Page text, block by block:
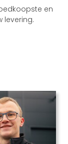
en
levering.